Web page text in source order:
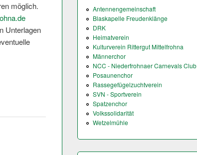
möglich.
Unterlagen
Antennengemeinschaft
Blaskapelle Freudenklänge
DRK
Heimatverein
Kulturverein Rittergut Mittelfrohna
Männerchor
NCC - Niederfrohnaer Carnevals Club
Posaunenchor
Rassegefügelzuchtverein
SVN - Sportverein
Spatzenchor
Volkssolidarität
Wetzelmühle